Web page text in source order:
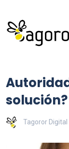
solución?
Tagoror Digital